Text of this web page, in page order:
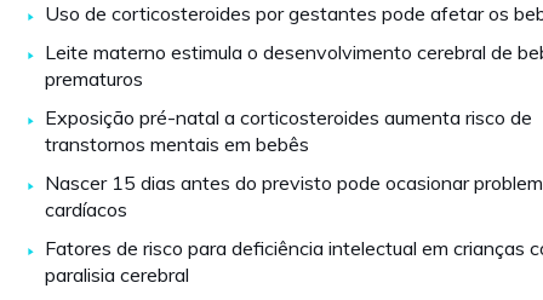
Uso de corticosteroides por gestantes pode afetar os
Leite materno estimula o desenvolvimento cerebral de
prematuros
Exposição pré-natal a corticosteroides aumenta risco de
transtornos mentais em bebês
Nascer 15 dias antes do previsto pode ocasionar
cardíacos
Fatores de risco para deficiência intelectual em crianças
paralisia cerebral